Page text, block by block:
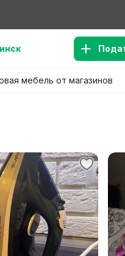
мебель от магазинов